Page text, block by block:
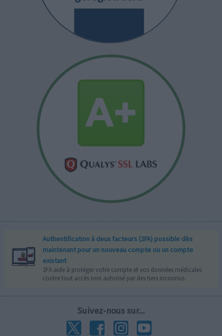
Authentification à deux facteurs (2FA) possible dès
maintenant pour un nouveau compte ou un compte
existant
2FA aide à protéger votre compte et vos données médicales
contre tout accès non autorisé par des tiers inconnus.
Suivez-nous sur...